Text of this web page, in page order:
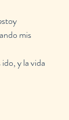
mis
y la vida